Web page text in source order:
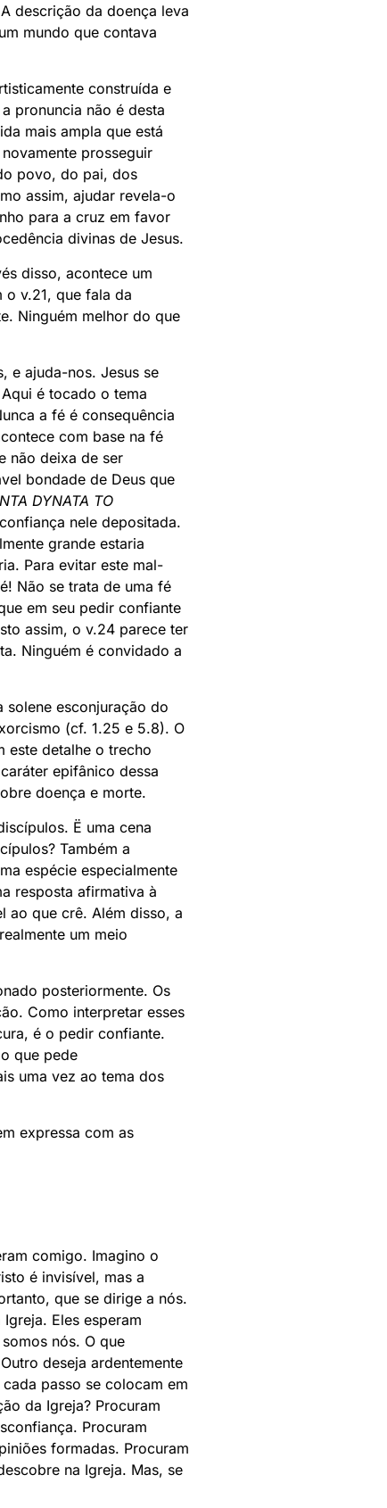
descrição da doença leva
mundo que contava
construída e
pronuncia não é desta
mais ampla que está
prosseguir
povo, do pai, dos
assim, ajudar revela-o
para a cruz em favor
divinas de Jesus.
disso, acontece um
o v.21, que fala da
Ninguém melhor do que
e ajuda-nos. Jesus se
é tocado o tema
a fé é consequência
com base na fé
não deixa de ser
bondade de Deus que
DYNATA TO
nele depositada.
grande estaria
Para evitar este mal-
Não se trata de uma fé
em seu pedir confiante
assim, o v.24 parece ter
Ninguém é convidado a
solene esconjuração do
(cf. 1.25 e 5.8). O
este detalhe o trecho
epifânico dessa
doença e morte.
Ë uma cena
Também a
espécie especialmente
resposta afirmativa à
ao que crê. Além disso, a
um meio
posteriormente. Os
Como interpretar esses
é o pedir confiante.
que pede
uma vez ao tema dos
expressa com as
comigo. Imagino o
é invisível, mas a
que se dirige a nós.
Eles esperam
nós. O que
deseja ardentemente
passo se colocam em
da Igreja? Procuram
Procuram
formadas. Procuram
na Igreja. Mas, se